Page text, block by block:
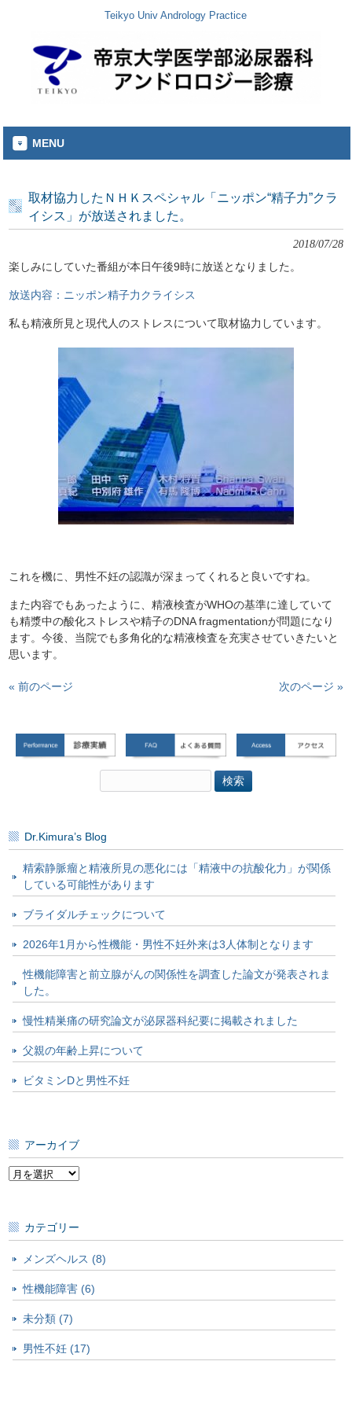
Teikyo Univ Andrology Practice
MENU
取材協力したＮＨＫスペシャル「ニッポン“精子力”クラ
イシス」が放送されました。
2018/07/28
楽しみにしていた番組が本日午後9時に放送となりました。
放送内容：ニッポン精子力クライシス
私も精液所見と現代人のストレスについて取材協力しています。
これを機に、男性不妊の認識が深まってくれると良いですね。
また内容でもあったように、精液検査がWHOの基準に達していて
も精漿中の酸化ストレスや精子のDNA fragmentationが問題になり
ます。今後、当院でも多角化的な精液検査を充実させていきたいと
思います。
« 前のページ 次のページ »
索:
Dr.Kimura’s Blog
精索静脈瘤と精液所見の悪化には「精液中の抗酸化力」が関係
している可能性があります
ブライダルチェックについて
2026年1月から性機能・男性不妊外来は3人体制となります
性機能障害と前立腺がんの関係性を調査した論文が発表されま
した。
慢性精巣痛の研究論文が泌尿器科紀要に掲載されました
父親の年齢上昇について
ビタミンDと男性不妊
アーカイブ
ア
イ
ブ
カテゴリー
メンズヘルス (8)
性機能障害 (6)
未分類 (7)
男性不妊 (17)